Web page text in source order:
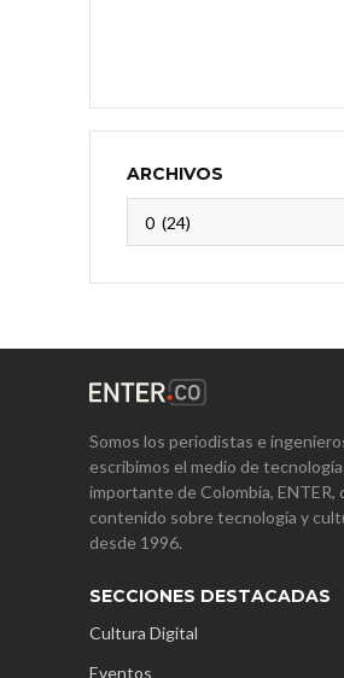
ARCHIVOS
Somos los periodistas e
escribimos el medio de tecnología
importante de Colombia, ENTER,
contenido sobre tecnología y
desde 1996.
SECCIONES DESTACADAS
Cultura Digital
Eventos